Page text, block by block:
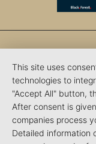
This site uses
technologies to
"Accept All" button,
After consent is
companies process
Detailed information